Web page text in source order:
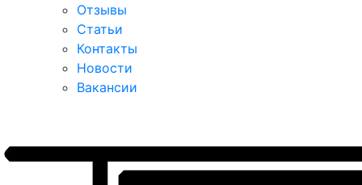
Отзывы
Статьи
Контакты
Новости
Вакансии